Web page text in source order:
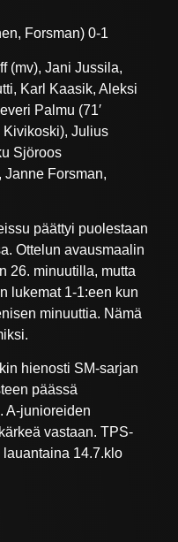
Forsman) 0-1
(mv), Jani Jussila,
Karl Kaasik, Aleksi
Palmu (71′
Kivikoski), Julius
Sjöroos
Janne Forsman,
päättyi puolestaan
Ottelun avausmaalin
26. minuutilla, mutta
lukemat 1-1:een kun
minuuttia. Nämä
hienosti SM-sarjan
päässä
A-junioreiden
vastaan. TPS-
14.7.klo